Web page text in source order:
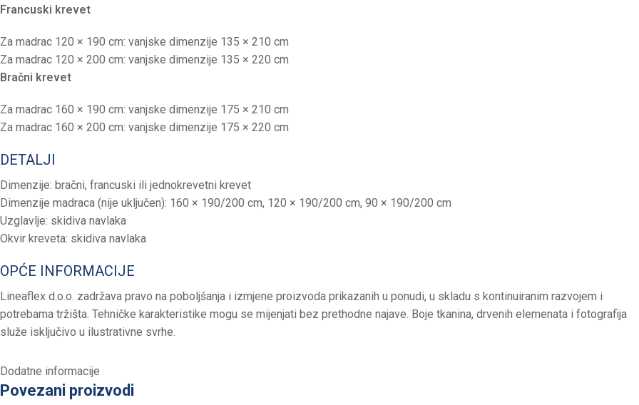
Francuski krevet
Za madrac 120 × 190 cm: vanjske dimenzije 135 × 210 cm
Za madrac 120 × 200 cm: vanjske dimenzije 135 × 220 cm
Bračni krevet
Za madrac 160 × 190 cm: vanjske dimenzije 175 × 210 cm
Za madrac 160 × 200 cm: vanjske dimenzije 175 × 220 cm
DETALJI
Dimenzije: bračni, francuski ili jednokrevetni krevet
Dimenzije madraca (nije uključen): 160 × 190/200 cm, 120 × 190/200 cm, 90 × 190/200 cm
Uzglavlje: skidiva navlaka
Okvir kreveta: skidiva navlaka
OPĆE INFORMACIJE
Lineaflex d.o.o. zadržava pravo na poboljšanja i izmjene proizvoda prikazanih u ponudi, u skladu s kontinuiranim razvojem i
potrebama tržišta. Tehničke karakteristike mogu se mijenjati bez prethodne najave. Boje tkanina, drvenih elemenata i fotografija
služe isključivo u ilustrativne svrhe.
Dodatne informacije
Povezani proizvodi